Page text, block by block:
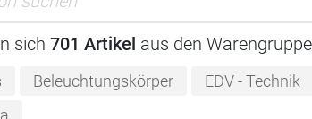
sich 701 Artikel aus den
Beleuchtungskörper EDV - Technik